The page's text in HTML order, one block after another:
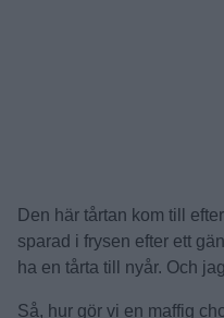
Den här tårtan kom till
sparad i frysen efter ett
ha en tårta till nyår. Och
Så, hur gör vi en maffig